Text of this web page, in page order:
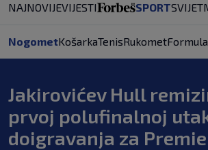
NAJNOVIJEVIJESTI SPORTSVIJET
NogometKošarkaTenisRukometFormula
Jakirovićev Hull
prvoj polufinalnoj
doigravanja za